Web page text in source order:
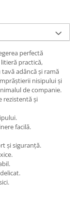
perfectă
practică,
adâncă și ramă
nisipului și
de companie.
rezistentă și
facilă.
și siguranță.